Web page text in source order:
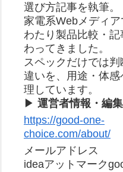
選び方記事を執筆。
家電系Webメディ
わたり製品比較・
わってきました。
スペックだけでは
違いを、用途・体
理しています。
▶ 運営者情報・編
https://good-one-
choice.com/about/
メールアドレス
ideaアットマーク